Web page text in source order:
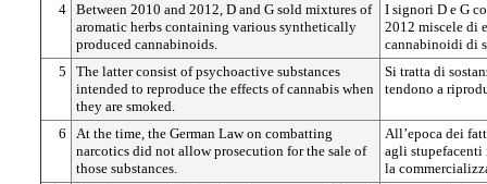
4 Between 2010 and 2012, D and G sold mixtures of
aromatic herbs containing various synthetically
produced cannabinoids.
I signori D e G
2012 miscele di
cannabinoidi di
5
The latter consist of psychoactive substances
intended to reproduce the effects of cannabis when
they are smoked.
Si tratta di
tendono a
6
At the time, the German Law on combatting
narcotics did not allow prosecution for the sale of
those substances.
All’epoca dei
agli stupefacenti
la